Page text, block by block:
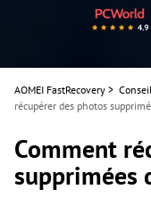
AOMEI FastRecovery >
récupérer des photos
Comment
supprimées